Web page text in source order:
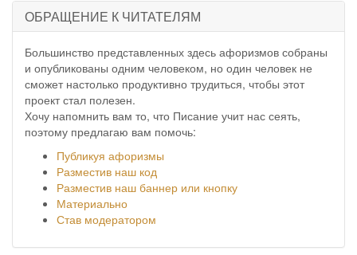
ОБРАЩЕНИЕ К ЧИТАТЕЛЯМ
Большинство представленных здесь афоризмов собраны
и опубликованы одним человеком, но один человек не
сможет настолько продуктивно трудиться, чтобы этот
проект стал полезен.
Хочу напомнить вам то, что Писание учит нас сеять,
поэтому предлагаю вам помочь:
Публикуя афоризмы
Разместив наш код
Разместив наш баннер или кнопку
Материально
Став модератором